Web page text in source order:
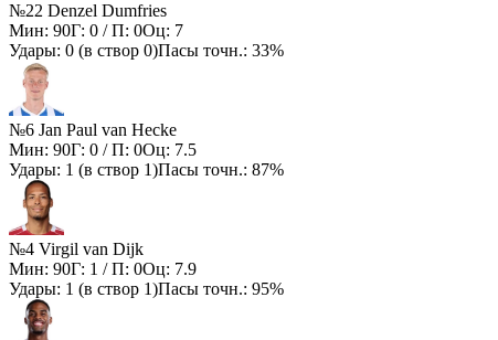
№22 Denzel Dumfries
Мин: 90Г: 0 / П: 0Оц: 7
Удары: 0 (в створ 0)Пасы точн.: 33%
№6 Jan Paul van Hecke
Мин: 90Г: 0 / П: 0Оц: 7.5
Удары: 1 (в створ 1)Пасы точн.: 87%
№4 Virgil van Dijk
Мин: 90Г: 1 / П: 0Оц: 7.9
Удары: 1 (в створ 1)Пасы точн.: 95%